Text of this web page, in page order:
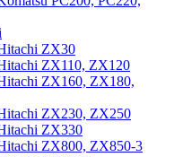
ZX30
ZX110, ZX120
ZX160, ZX180,
ZX230, ZX250
ZX330
ZX800, ZX850-3